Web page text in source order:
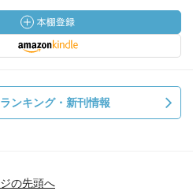
ンキング・新刊情報
の先頭へ